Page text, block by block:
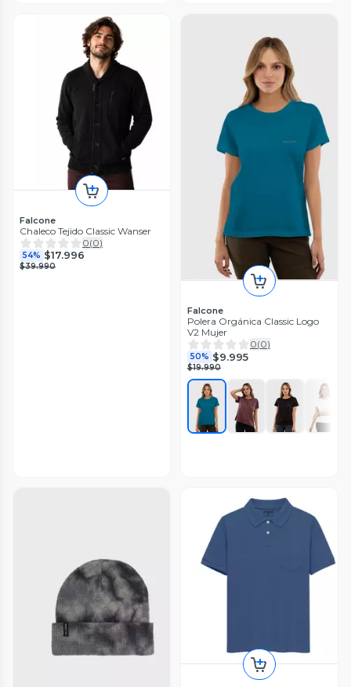
Falcone
Chaleco Tejido Classic Wanser
0(0)
54% $17.996
$39.990
Falcone
Polera Orgánica Classic Logo
V2 Mujer
0(0)
50% $9.995
$19.990